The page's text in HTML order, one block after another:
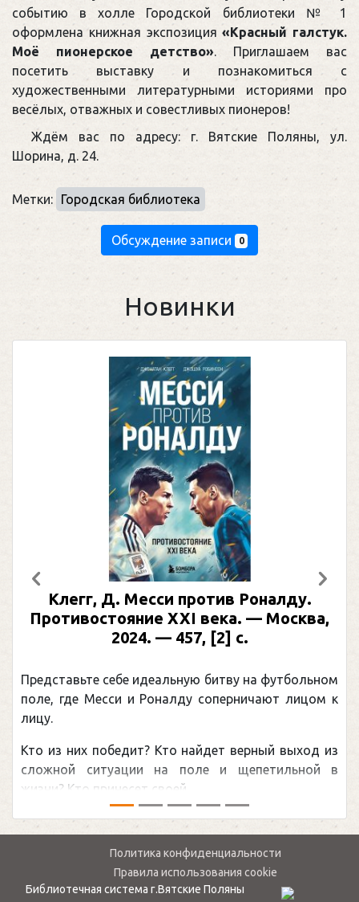
событию в холле Городской библиотеки № 1
оформлена книжная экспозиция«Красный галстук.
Моё пионерское детство». Приглашаем вас
посетить выставку и познакомиться с
художественными литературными историями про
весёлых, отважных и совестливых пионеров!
Ждём вас по адресу: г. Вятские Поляны, ул.
Шорина, д. 24.
Метки: Городская библиотека
Обсуждение записи 0
Новинки
Клегг, Д. Месси против Роналду.
Противостояние XXI века. — Москва,
2024. — 457, [2] с.
Представьте себе идеальную битву на футбольном
поле, где Месси и Роналду соперничают лицом к
лицу.
Кто из них победит? Кто найдет верный выход из
сложной ситуации на поле и щепетильной в
жизни? Кто принесет своей ...
Предыдущий
Политика конфиденциальности
Правила использования cookie
Библиотечная система г.Вятские Поляны